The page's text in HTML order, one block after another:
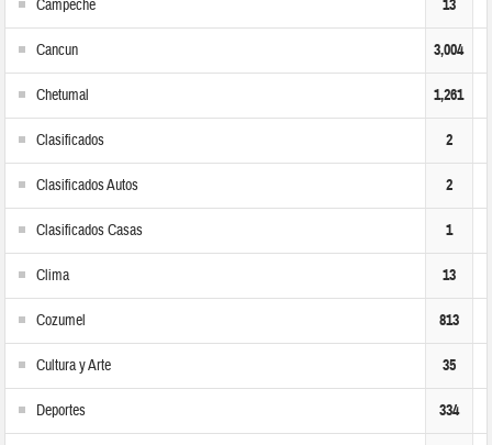
Campeche 13
Cancun 3,004
Chetumal 1,261
Clasificados 2
Clasificados Autos 2
Clasificados Casas 1
Clima 13
Cozumel 813
Cultura y Arte 35
Deportes 334